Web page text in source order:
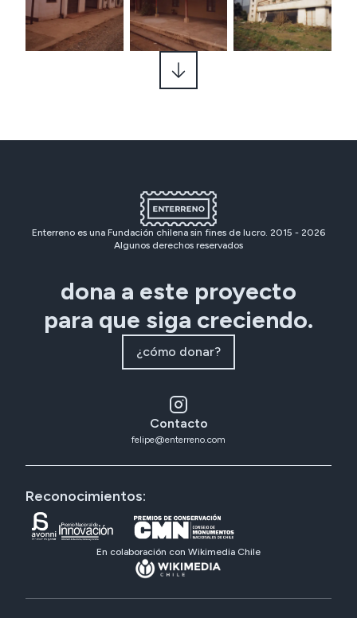
Enterreno es una Fundación chilena sin fines de lucro. 2015 - 2026
Algunos derechos reservados
dona a este proyecto
para que siga creciendo.
¿cómo donar?
Contacto
felipe@enterreno.com
Reconocimientos:
En colaboración con Wikimedia Chile